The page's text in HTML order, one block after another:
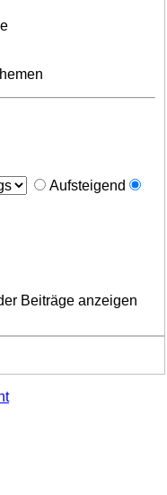
Aufsteigend
Beiträge anzeigen